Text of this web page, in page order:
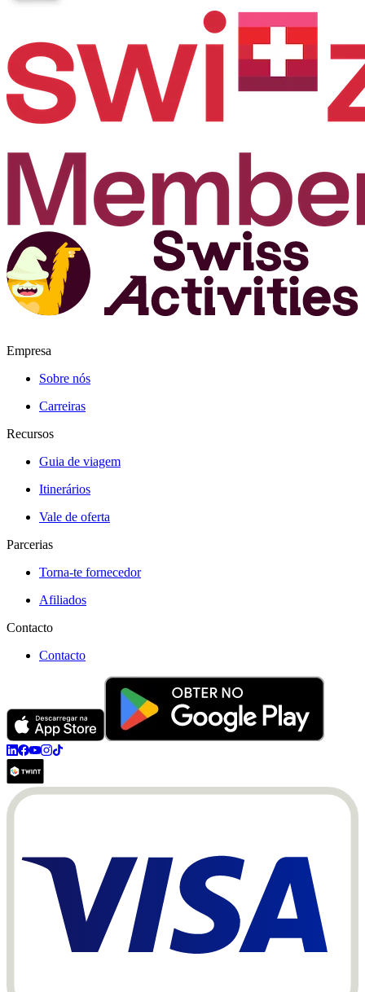
Empresa
Sobre nós
Carreiras
Recursos
Guia de viagem
Itinerários
Vale de oferta
Parcerias
Torna-te fornecedor
Afiliados
Contacto
Contacto